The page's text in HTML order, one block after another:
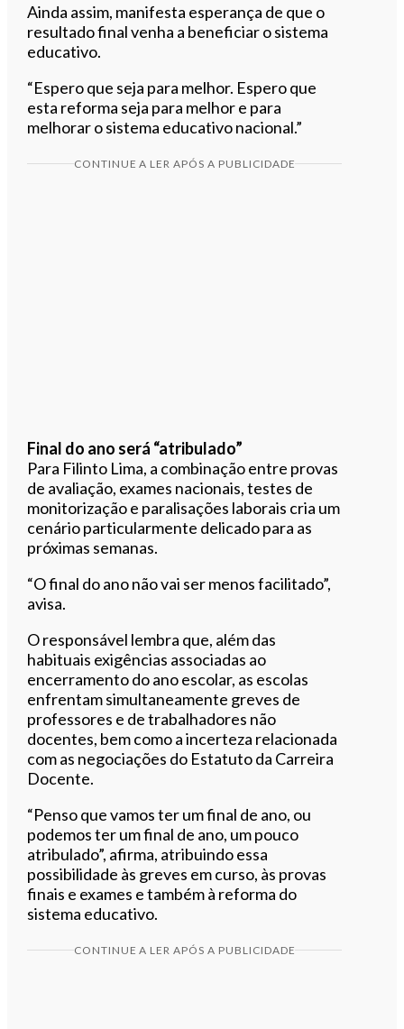
Ainda assim, manifesta esperança de que o
resultado final venha a beneficiar o sistema
educativo.
“Espero que seja para melhor. Espero que
esta reforma seja para melhor e para
melhorar o sistema educativo nacional.”
CONTINUE A LER APÓS A PUBLICIDADE
Final do ano será “atribulado”
Para Filinto Lima, a combinação entre provas
de avaliação, exames nacionais, testes de
monitorização e paralisações laborais cria um
cenário particularmente delicado para as
próximas semanas.
“O final do ano não vai ser menos facilitado”,
avisa.
O responsável lembra que, além das
habituais exigências associadas ao
encerramento do ano escolar, as escolas
enfrentam simultaneamente greves de
professores e de trabalhadores não
docentes, bem como a incerteza relacionada
com as negociações do Estatuto da Carreira
Docente.
“Penso que vamos ter um final de ano, ou
podemos ter um final de ano, um pouco
atribulado”, afirma, atribuindo essa
possibilidade às greves em curso, às provas
finais e exames e também à reforma do
sistema educativo.
CONTINUE A LER APÓS A PUBLICIDADE